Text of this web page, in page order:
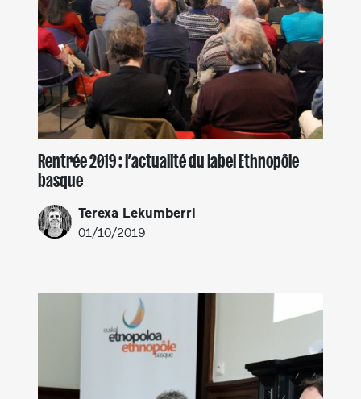
Rentrée 2019 : l’actualité du label Ethnopôle
basque
Terexa Lekumberri
01/10/2019